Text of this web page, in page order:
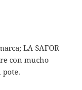
LA SAFOR
con mucho
pote.